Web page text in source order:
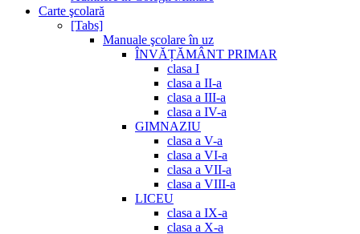
Carte şcolară
[Tabs]
Manuale şcolare în uz
ÎNVĂȚĂMÂNT PRIMAR
clasa I
clasa a II-a
clasa a III-a
clasa a IV-a
GIMNAZIU
clasa a V-a
clasa a VI-a
clasa a VII-a
clasa a VIII-a
LICEU
clasa a IX-a
clasa a X-a